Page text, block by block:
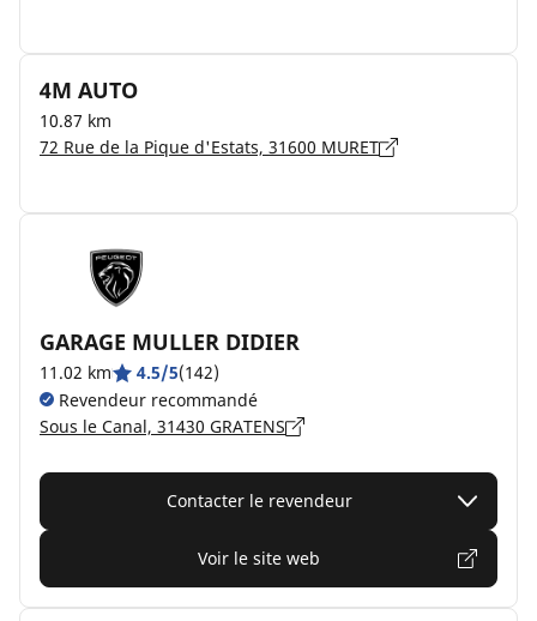
4M AUTO
10.87 km
72 Rue de la Pique d'Estats, 31600 MURET
GARAGE MULLER DIDIER
11.02 km 4.5/5(142)
Revendeur recommandé
Sous le Canal, 31430 GRATENS
Contacter le revendeur
Voir le site web